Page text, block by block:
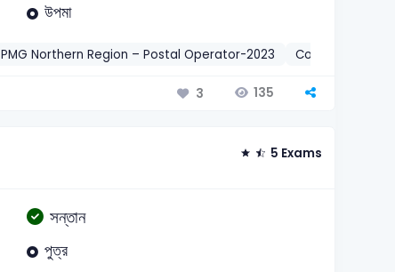
উপমা
PMG Northern Region – Postal Operator-2023 Combined Bank
3 135
5 Exams
সন্তান
পুত্র